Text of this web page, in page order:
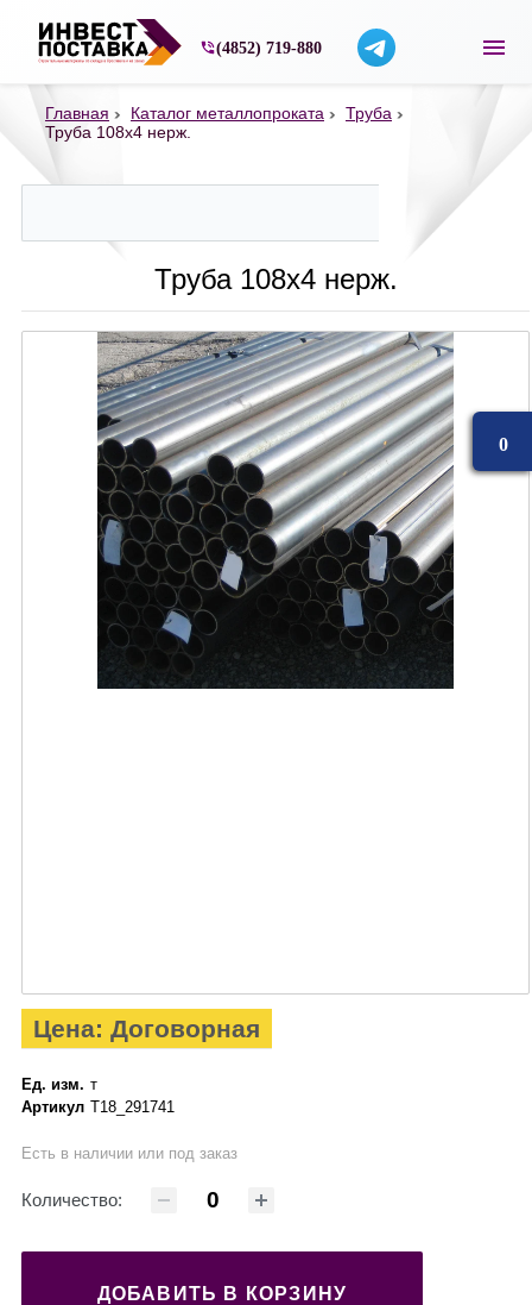
Строительные материалы со склада в
(4852) 719-880
Главная Каталог металлопроката
Труба
Труба 108х4 нерж.
Труба 108х4 нерж.
Цена: Договорная
Ед. изм. т
Артикул Т18_291741
Есть в наличии или под заказ
Количество:
ДОБАВИТЬ В КОРЗИНУ
0